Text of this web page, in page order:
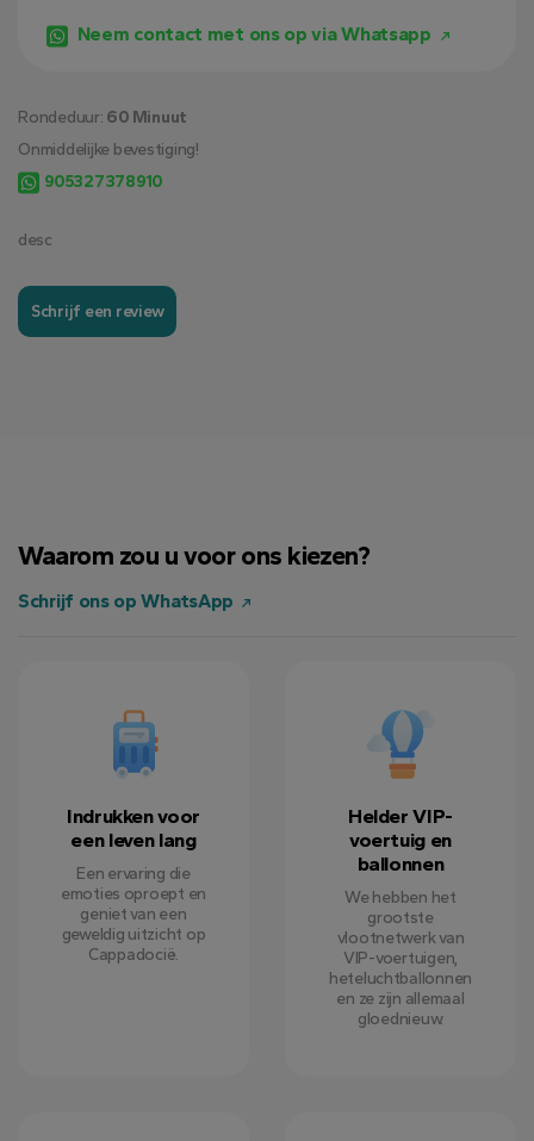
desc
Schrijf een review
Neem contact met ons op via Whatsapp
Rondeduur: 60 Minuut
Onmiddelijke bevestiging!
905327378910
Waarom zou u voor ons kiezen?
Schrijf ons op WhatsApp
Indrukken voor
een leven lang
Een ervaring die
emoties oproept en
geniet van een
geweldig uitzicht op
Cappadocië.
Helder VIP-
voertuig en
ballonnen
We hebben het
grootste
vlootnetwerk van
VIP-voertuigen,
heteluchtballonnen
en ze zijn allemaal
gloednieuw.